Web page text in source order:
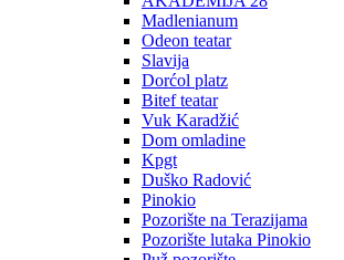
Madlenianum
Odeon teatar
Slavija
Dorćol platz
Bitef teatar
Vuk Karadžić
Dom omladine
Kpgt
Duško Radović
Pinokio
Pozorište na Terazijama
Pozorište lutaka Pinokio